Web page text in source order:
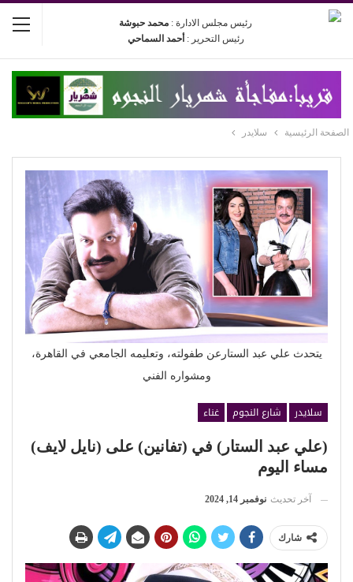
رئيس مجلس الادارة : محمد حبوشة
رئيس التحرير : أحمد السماحي
الصفحة الرئيسية سلايدر
يتحدث علي عبد الستارعن طفولته، وتعليمه الجامعي في القاهرة،
ومشواره الفني
سلايدر شارع النجوم
غناء
(علي عبد الستار) في (تفانين) على (نايل لايف)
مساء اليوم
آخر تحديث نوفمبر 14, 2024
شارك